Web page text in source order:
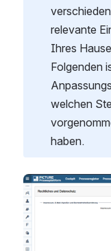
relevante
Ihres
Folgenden
welchen
haben.
öffnen